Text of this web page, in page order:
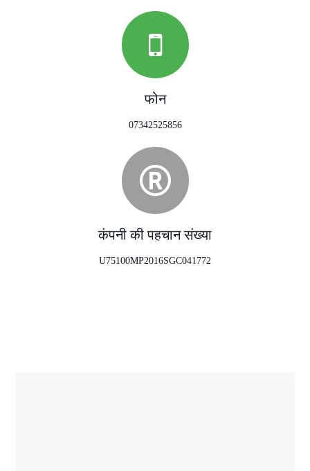
फोन
07342525856
कंपनी की पहचान संख्या
U75100MP2016SGC041772